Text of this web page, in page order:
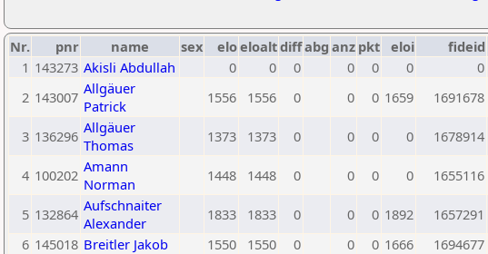
Nr. pnr name sex eloeloaltdiffabg anz pkt eloi fideid
1 143273 Akisli Abdullah 0 0 0 0 0 0 0
2 143007 Allgäuer
Patrick
1556 1556 0 0 0 1659 1691678
3 136296 Allgäuer
Thomas
1373 1373 0 0 0 0 1678914
4 100202 Amann
Norman
1448 1448 0 0 0 0 1655116
5 132864 Aufschnaiter
Alexander
1833 1833 0 0 0 1892 1657291
6 145018 Breitler Jakob 1550 1550 0 0 0 1666 1694677